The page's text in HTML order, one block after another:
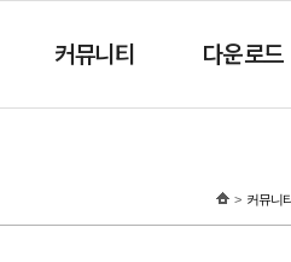
커뮤니티 다운로드
커뮤니